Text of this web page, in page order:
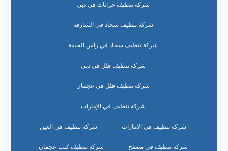
شركة تنظيف خزانات في دبي
شركة تنظيف سجاد في الشارقة
شركة تنظيف سجاد في راس الخيمة
شركة تنظيف فلل في دبي
شركة تنظيف فلل في عجمان
شركة تنظيف في الإمارات
شركة تنظيف في الامارات شركة تنظيف في العين
شركة تنظيف في مصفح شركة تنظيف كنب عجمان